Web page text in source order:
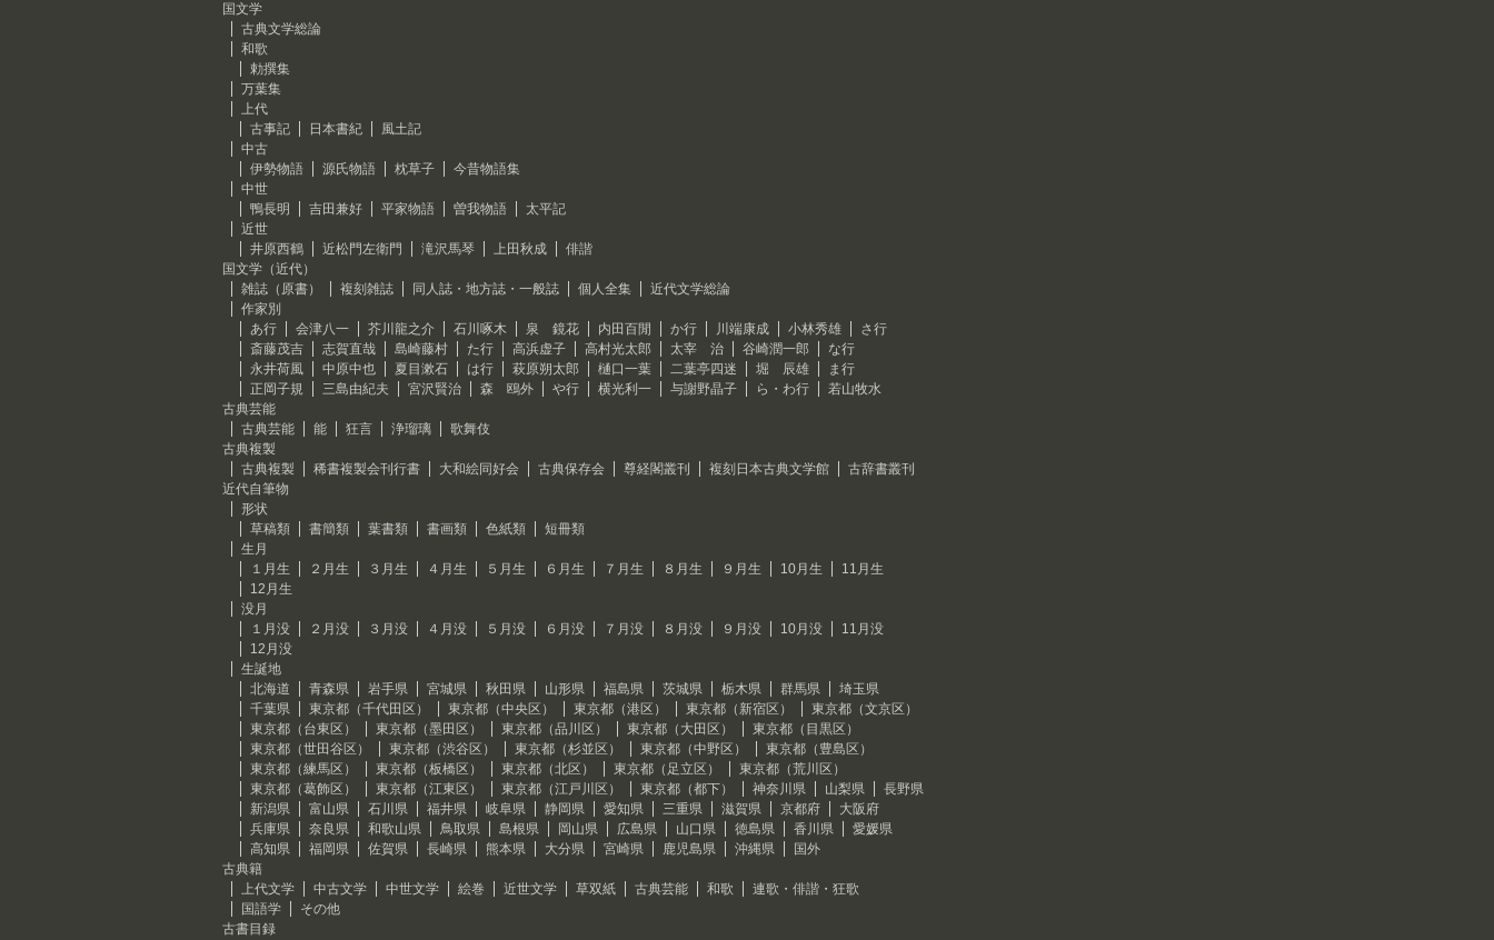
国文学
古典文学総論
和歌
勅撰集
万葉集
上代
古事記
日本書紀
風土記
中古
伊勢物語
源氏物語 枕草子
今昔物語集
中世
鴨長明
吉田兼好 平家物語 曽我物語
太平記
近世
井原西鶴
近松門左衛門 滝沢馬琴 上田秋成
俳諧
国文学（近代）
雑誌（原書）
複刻雑誌 同人誌・地方誌・一般誌 個人全集
近代文学総論
作家別
あ行
会津八一 芥川龍之介 石川啄木 泉 鏡花 内田百閒 か行 川端康成 小林秀雄
さ行
斎藤茂吉
志賀直哉 島崎藤村 た行 高浜虚子 高村光太郎 太宰 治 谷崎潤一郎
な行
永井荷風
中原中也 夏目漱石 は行 萩原朔太郎 樋口一葉 二葉亭四迷 堀 辰雄
ま行
正岡子規
三島由紀夫 宮沢賢治 森 鴎外 や行 横光利一 与謝野晶子 ら・わ行
若山牧水
古典芸能
古典芸能
能 狂言 浄瑠璃
歌舞伎
古典複製
古典複製
稀書複製会刊行書 大和絵同好会 古典保存会 尊経閣叢刊 複刻日本古典文学館
古辞書叢刊
近代自筆物
形状
草稿類
書簡類 葉書類 書画類 色紙類
短冊類
生月
１月生
２月生 ３月生 ４月生 ５月生 ６月生 ７月生 ８月生 ９月生 10月生
11月生
12月生
没月
１月没
２月没 ３月没 ４月没 ５月没 ６月没 ７月没 ８月没 ９月没 10月没
11月没
12月没
生誕地
北海道
青森県 岩手県 宮城県 秋田県 山形県 福島県 茨城県 栃木県 群馬県
埼玉県
千葉県
東京都（千代田区） 東京都（中央区） 東京都（港区） 東京都（新宿区）
東京都（文京区）
東京都（台東区）
東京都（墨田区） 東京都（品川区） 東京都（大田区）
東京都（目黒区）
東京都（世田谷区）
東京都（渋谷区） 東京都（杉並区） 東京都（中野区）
東京都（豊島区）
東京都（練馬区）
東京都（板橋区） 東京都（北区） 東京都（足立区）
東京都（荒川区）
東京都（葛飾区）
東京都（江東区） 東京都（江戸川区） 東京都（都下） 神奈川県 山梨県
長野県
新潟県
富山県 石川県 福井県 岐阜県 静岡県 愛知県 三重県 滋賀県 京都府
大阪府
兵庫県
奈良県 和歌山県 鳥取県 島根県 岡山県 広島県 山口県 徳島県 香川県
愛媛県
高知県
福岡県 佐賀県 長崎県 熊本県 大分県 宮崎県 鹿児島県 沖縄県
国外
古典籍
上代文学
中古文学 中世文学 絵巻 近世文学 草双紙 古典芸能 和歌
連歌・俳諧・狂歌
国語学
その他
古書目録